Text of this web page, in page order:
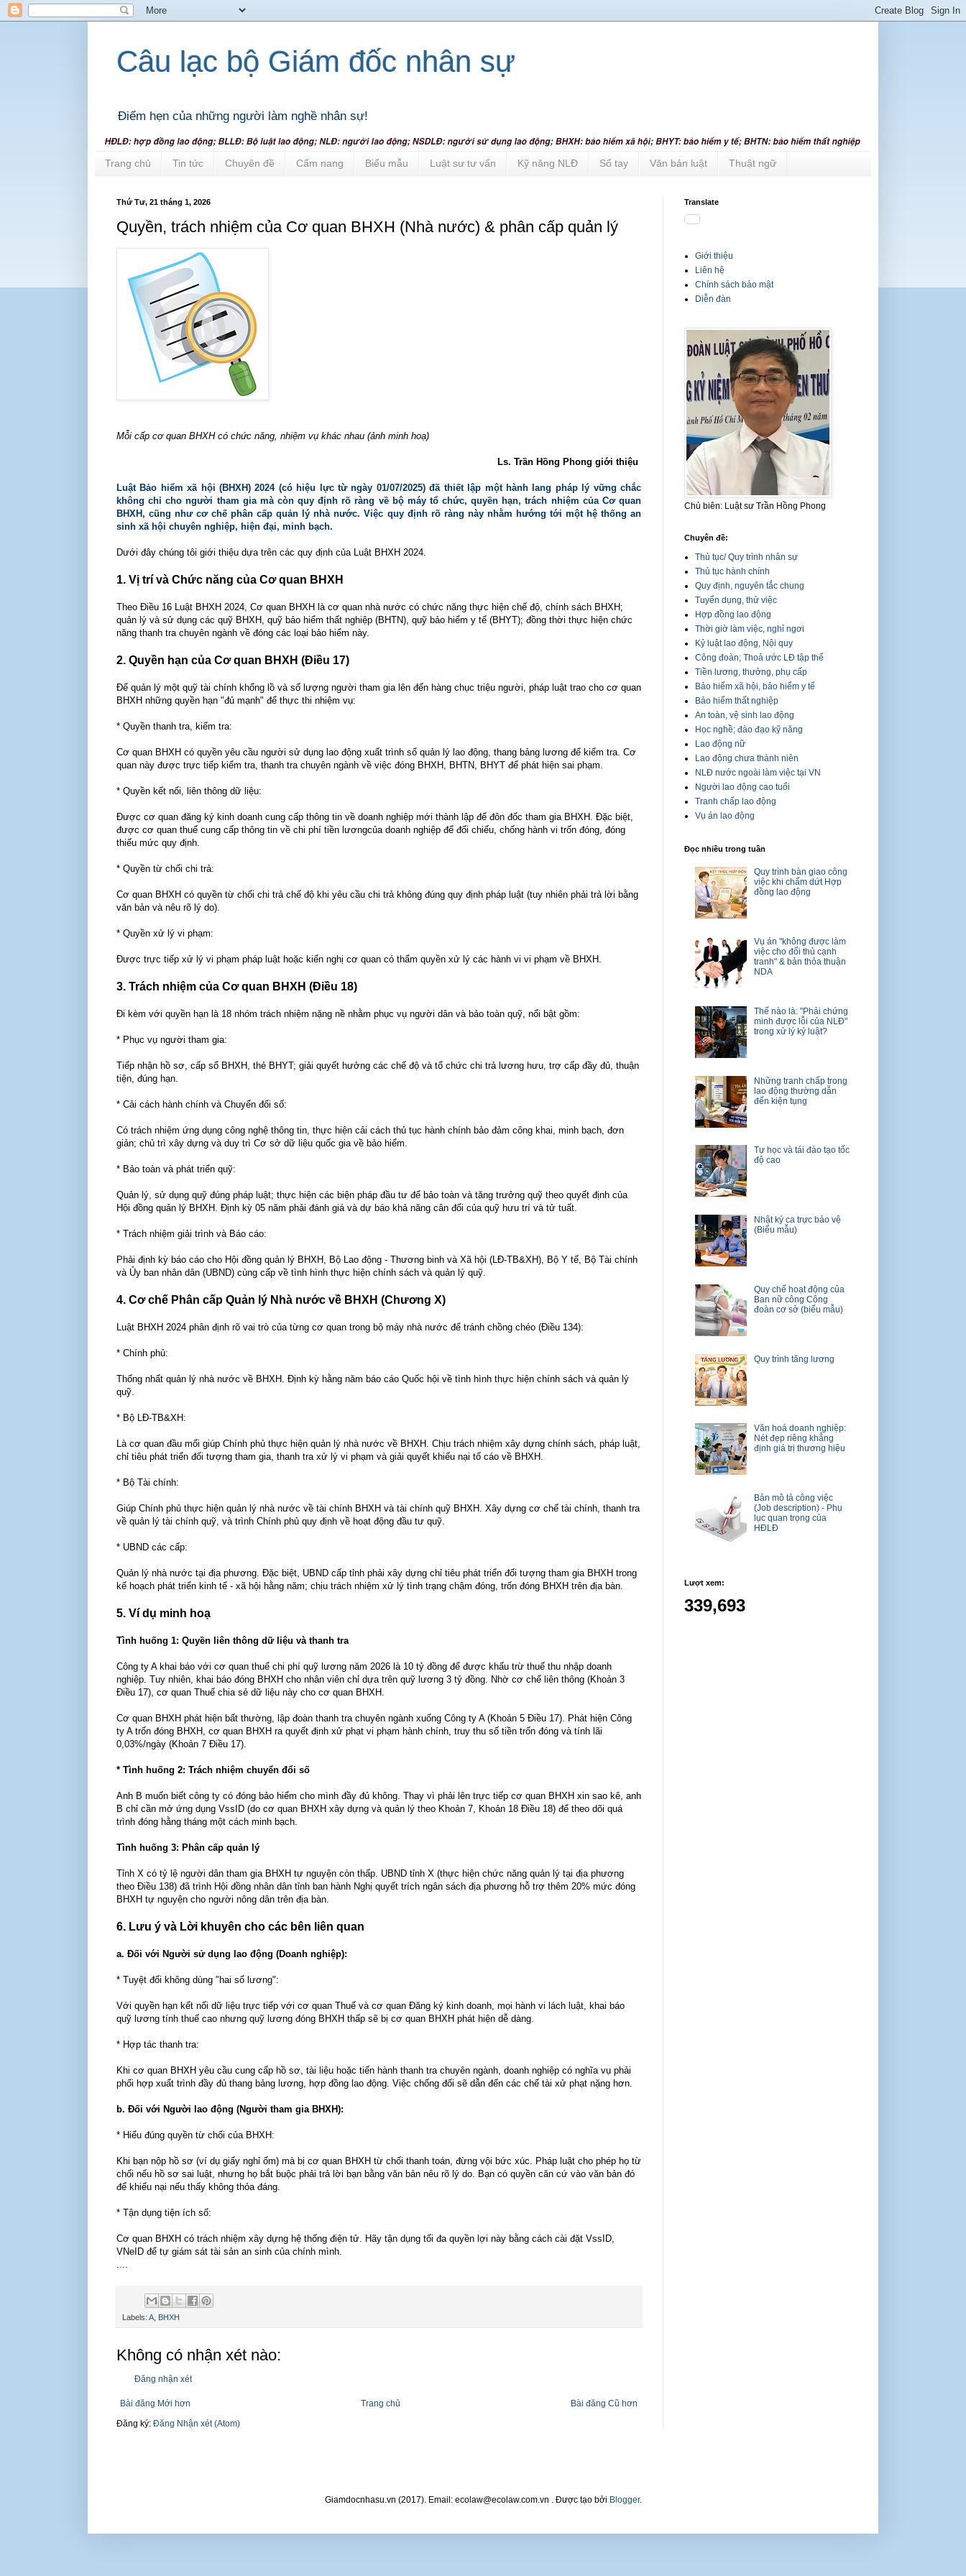
Câu lạc bộ Giám đốc nhân sự
Điểm hẹn của những người làm nghề nhân sự!
Trang chủ Tin tức Chuyên đề Cẩm nang Biểu mẫu Luật sư tư vấn Kỹ năng NLĐ Sổ tay Văn bản luật Thuật ngữ
Thứ Tư, 21 tháng 1, 2026
Quyền, trách nhiệm của Cơ quan BHXH (Nhà nước) & phân cấp quản lý
Mỗi cấp cơ quan BHXH có chức năng, nhiệm vụ khác nhau (ảnh minh hoạ)
Ls. Trần Hồng Phong giới thiệu
Luật Bảo hiểm xã hội (BHXH) 2024 (có hiệu lực từ ngày 01/07/2025) đã thiết lập một hành lang pháp lý vững chắc
không chỉ cho người tham gia mà còn quy định rõ ràng về bộ máy tổ chức, quyền hạn, trách nhiệm của Cơ quan
BHXH, cũng như cơ chế phân cấp quản lý nhà nước. Việc quy định rõ ràng này nhằm hướng tới một hệ thống an
sinh xã hội chuyên nghiệp, hiện đại, minh bạch.
Dưới đây chúng tôi giới thiệu dựa trên các quy định của Luật BHXH 2024.
1. Vị trí và Chức năng của Cơ quan BHXH
Theo Điều 16 Luật BHXH 2024, Cơ quan BHXH là cơ quan nhà nước có chức năng thực hiện chế độ, chính sách BHXH;
quản lý và sử dụng các quỹ BHXH, quỹ bảo hiểm thất nghiệp (BHTN), quỹ bảo hiểm y tế (BHYT); đồng thời thực hiện chức
năng thanh tra chuyên ngành về đóng các loại bảo hiểm này.
2. Quyền hạn của Cơ quan BHXH (Điều 17)
Để quản lý một quỹ tài chính khổng lồ và số lượng người tham gia lên đến hàng chục triệu người, pháp luật trao cho cơ quan
BHXH những quyền hạn "đủ mạnh" để thực thi nhiệm vụ:
* Quyền thanh tra, kiểm tra:
Cơ quan BHXH có quyền yêu cầu người sử dụng lao động xuất trình sổ quản lý lao động, thang bảng lương để kiểm tra. Cơ
quan này được trực tiếp kiểm tra, thanh tra chuyên ngành về việc đóng BHXH, BHTN, BHYT để phát hiện sai phạm.
* Quyền kết nối, liên thông dữ liệu:
Được cơ quan đăng ký kinh doanh cung cấp thông tin về doanh nghiệp mới thành lập để đôn đốc tham gia BHXH. Đặc biệt,
được cơ quan thuế cung cấp thông tin về chi phí tiền lươngcủa doanh nghiệp để đối chiếu, chống hành vi trốn đóng, đóng
thiếu mức quy định.
* Quyền từ chối chi trả:
Cơ quan BHXH có quyền từ chối chi trả chế độ khi yêu cầu chi trả không đúng quy định pháp luật (tuy nhiên phải trả lời bằng
văn bản và nêu rõ lý do).
* Quyền xử lý vi phạm:
Được trực tiếp xử lý vi phạm pháp luật hoặc kiến nghị cơ quan có thẩm quyền xử lý các hành vi vi phạm về BHXH.
3. Trách nhiệm của Cơ quan BHXH (Điều 18)
Đi kèm với quyền hạn là 18 nhóm trách nhiệm nặng nề nhằm phục vụ người dân và bảo toàn quỹ, nổi bật gồm:
* Phục vụ người tham gia:
Tiếp nhận hồ sơ, cấp sổ BHXH, thẻ BHYT; giải quyết hưởng các chế độ và tổ chức chi trả lương hưu, trợ cấp đầy đủ, thuận
tiện, đúng hạn.
* Cải cách hành chính và Chuyển đổi số:
Có trách nhiệm ứng dụng công nghệ thông tin, thực hiện cải cách thủ tục hành chính bảo đảm công khai, minh bạch, đơn
giản; chủ trì xây dựng và duy trì Cơ sở dữ liệu quốc gia về bảo hiểm.
* Bảo toàn và phát triển quỹ:
Quản lý, sử dụng quỹ đúng pháp luật; thực hiện các biện pháp đầu tư để bảo toàn và tăng trưởng quỹ theo quyết định của
Hội đồng quản lý BHXH. Định kỳ 05 năm phải đánh giá và dự báo khả năng cân đối của quỹ hưu trí và tử tuất.
* Trách nhiệm giải trình và Báo cáo:
Phải định kỳ báo cáo cho Hội đồng quản lý BHXH, Bộ Lao động - Thương binh và Xã hội (LĐ-TB&XH), Bộ Y tế, Bộ Tài chính
và Ủy ban nhân dân (UBND) cùng cấp về tình hình thực hiện chính sách và quản lý quỹ.
4. Cơ chế Phân cấp Quản lý Nhà nước về BHXH (Chương X)
Luật BHXH 2024 phân định rõ vai trò của từng cơ quan trong bộ máy nhà nước để tránh chồng chéo (Điều 134):
* Chính phủ:
Thống nhất quản lý nhà nước về BHXH. Định kỳ hằng năm báo cáo Quốc hội về tình hình thực hiện chính sách và quản lý
quỹ.
* Bộ LĐ-TB&XH:
Là cơ quan đầu mối giúp Chính phủ thực hiện quản lý nhà nước về BHXH. Chịu trách nhiệm xây dựng chính sách, pháp luật,
chỉ tiêu phát triển đối tượng tham gia, thanh tra xử lý vi phạm và giải quyết khiếu nại tố cáo về BHXH.
* Bộ Tài chính:
Giúp Chính phủ thực hiện quản lý nhà nước về tài chính BHXH và tài chính quỹ BHXH. Xây dựng cơ chế tài chính, thanh tra
về quản lý tài chính quỹ, và trình Chính phủ quy định về hoạt động đầu tư quỹ.
* UBND các cấp:
Quản lý nhà nước tại địa phương. Đặc biệt, UBND cấp tỉnh phải xây dựng chỉ tiêu phát triển đối tượng tham gia BHXH trong
kế hoạch phát triển kinh tế - xã hội hằng năm; chịu trách nhiệm xử lý tình trạng chậm đóng, trốn đóng BHXH trên địa bàn.
5. Ví dụ minh hoạ
Tình huống 1: Quyền liên thông dữ liệu và thanh tra
Công ty A khai báo với cơ quan thuế chi phí quỹ lương năm 2026 là 10 tỷ đồng để được khấu trừ thuế thu nhập doanh
nghiệp. Tuy nhiên, khai báo đóng BHXH cho nhân viên chỉ dựa trên quỹ lương 3 tỷ đồng. Nhờ cơ chế liên thông (Khoản 3
Điều 17), cơ quan Thuế chia sẻ dữ liệu này cho cơ quan BHXH.
Cơ quan BHXH phát hiện bất thường, lập đoàn thanh tra chuyên ngành xuống Công ty A (Khoản 5 Điều 17). Phát hiện Công
ty A trốn đóng BHXH, cơ quan BHXH ra quyết định xử phạt vi phạm hành chính, truy thu số tiền trốn đóng và tính lãi
0,03%/ngày (Khoản 7 Điều 17).
* Tình huống 2: Trách nhiệm chuyển đổi số
Anh B muốn biết công ty có đóng bảo hiểm cho mình đầy đủ không. Thay vì phải lên trực tiếp cơ quan BHXH xin sao kê, anh
B chỉ cần mở ứng dụng VssID (do cơ quan BHXH xây dựng và quản lý theo Khoản 7, Khoản 18 Điều 18) để theo dõi quá
trình đóng hằng tháng một cách minh bạch.
Tình huống 3: Phân cấp quản lý
Tỉnh X có tỷ lệ người dân tham gia BHXH tự nguyện còn thấp. UBND tỉnh X (thực hiện chức năng quản lý tại địa phương
theo Điều 138) đã trình Hội đồng nhân dân tỉnh ban hành Nghị quyết trích ngân sách địa phương hỗ trợ thêm 20% mức đóng
BHXH tự nguyện cho người nông dân trên địa bàn.
6. Lưu ý và Lời khuyên cho các bên liên quan
a. Đối với Người sử dụng lao động (Doanh nghiệp):
* Tuyệt đối không dùng "hai sổ lương":
Với quyền hạn kết nối dữ liệu trực tiếp với cơ quan Thuế và cơ quan Đăng ký kinh doanh, mọi hành vi lách luật, khai báo
quỹ lương tính thuế cao nhưng quỹ lương đóng BHXH thấp sẽ bị cơ quan BHXH phát hiện dễ dàng.
* Hợp tác thanh tra:
Khi cơ quan BHXH yêu cầu cung cấp hồ sơ, tài liệu hoặc tiến hành thanh tra chuyên ngành, doanh nghiệp có nghĩa vụ phải
phối hợp xuất trình đầy đủ thang bảng lương, hợp đồng lao động. Việc chống đối sẽ dẫn đến các chế tài xử phạt nặng hơn.
b. Đối với Người lao động (Người tham gia BHXH):
* Hiểu đúng quyền từ chối của BHXH:
Khi bạn nộp hồ sơ (ví dụ giấy nghỉ ốm) mà bị cơ quan BHXH từ chối thanh toán, đừng vội bức xúc. Pháp luật cho phép họ từ
chối nếu hồ sơ sai luật, nhưng họ bắt buộc phải trả lời bạn bằng văn bản nêu rõ lý do. Bạn có quyền căn cứ vào văn bản đó
để khiếu nại nếu thấy không thỏa đáng.
* Tận dụng tiện ích số:
Cơ quan BHXH có trách nhiệm xây dựng hệ thống điện tử. Hãy tận dụng tối đa quyền lợi này bằng cách cài đặt VssID,
VNeID để tự giám sát tài sản an sinh của chính mình.
....
Labels: A BHXH
Không có nhận xét nào:
Đăng nhận xét
Bài đăng Mới hơn Bài đăng Cũ hơn
Trang chủ
Đăng ký: Đăng Nhận xét (Atom)
Translate
Giới thiệu
Liên hệ
Chính sách bảo mật
Diễn đàn
Chủ biên: Luật sư Trần Hồng Phong
Chuyên đề:
Thủ tục/ Quy trình nhân sự
Thủ tục hành chính
Quy định, nguyên tắc chung
Tuyển dụng, thử việc
Hợp đồng lao động
Thời giờ làm việc, nghỉ ngơi
Kỷ luật lao động, Nội quy
Công đoàn; Thoả ước LĐ tập thể
Tiền lương, thưởng, phụ cấp
Bảo hiểm xã hội, bảo hiểm y tế
Bảo hiểm thất nghiệp
An toàn, vệ sinh lao động
Học nghề; đào đạo kỹ năng
Lao động nữ
Lao động chưa thành niên
NLĐ nước ngoài làm việc tại VN
Người lao động cao tuổi
Tranh chấp lao động
Vụ án lao động
Đọc nhiều trong tuần
Quy trình bàn giao công
việc khi chấm dứt Hợp
đồng lao động
Vụ án "không được làm
việc cho đối thủ cạnh
tranh" & bản thỏa thuận
NDA
Thế nào là: "Phải chứng
minh được lỗi của NLĐ"
trong xử lý kỷ luật?
Những tranh chấp trong
lao động thường dẫn
đến kiện tụng
Tự học và tái đào tạo tốc
độ cao
Nhật ký ca trực bảo vệ
(Biểu mẫu)
Quy chế hoạt động của
Ban nữ công Công
đoàn cơ sở (biểu mẫu)
Quy trình tăng lương
Văn hoá doanh nghiệp:
Nét đẹp riêng khẳng
định giá trị thương hiệu
Bản mô tả công việc
(Job description) - Phụ
lục quan trọng của
HĐLĐ
Lượt xem:
339,693
Giamdocnhasu.vn (2017). Email: ecolaw@ecolaw.com.vn . Được tạo bởi Blogger.